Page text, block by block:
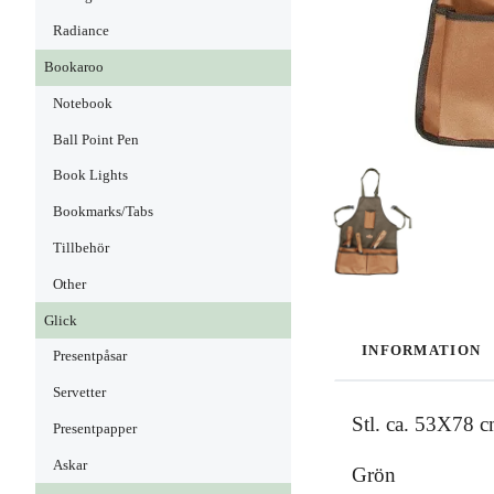
Radiance
Bookaroo
Notebook
Ball Point Pen
Book Lights
Bookmarks/Tabs
Tillbehör
Other
Glick
Presentpåsar
Servetter
Presentpapper
Askar
INFORMATION
Stl. ca. 53X78
Grön